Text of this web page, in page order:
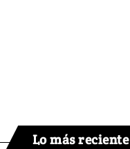
Lo más reciente